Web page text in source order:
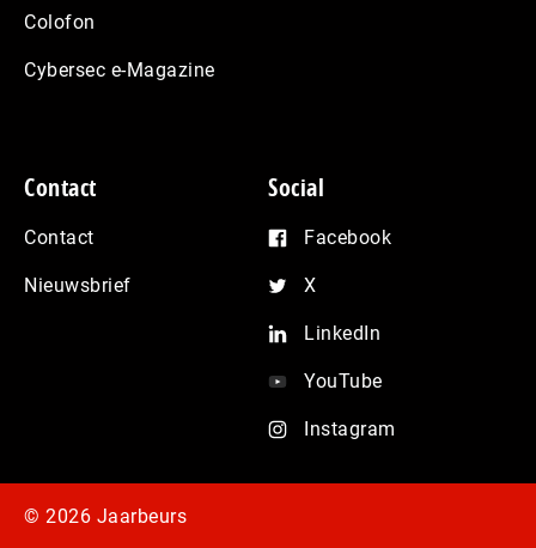
Colofon
Cybersec e-Magazine
Contact
Contact
Nieuwsbrief
Social
Facebook
X
LinkedIn
YouTube
Instagram
© 2026 Jaarbeurs